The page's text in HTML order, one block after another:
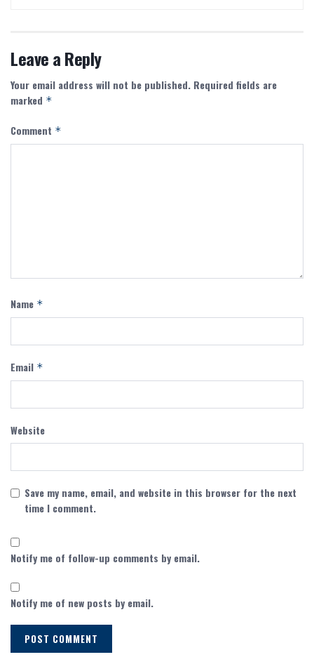
Leave a Reply
Your email address will not be published. Required fields are
marked *
Comment *
Name *
Email *
Website
Save my name, email, and website in this browser for the next
time I comment.
Notify me of follow-up comments by email.
Notify me of new posts by email.